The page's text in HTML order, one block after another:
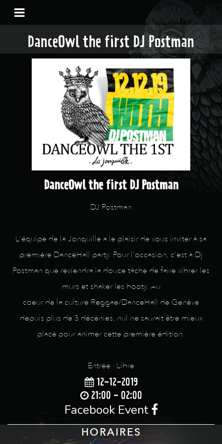
DanceOwl the first DJ Postman
DanceOwl the first DJ Postman
DJ Postman
L'équipe de la Jonquille a le plaisir de vous inviter à sa
première DanceHall party. Pour l'occasion, c'est à Dj
Postman que reviendra la douce tâche de faire vibrer les
murs et shaker les booty. Au
coeur de la culture Reggae/DanceHall de Genève
depuis plus de 3 décénies, nul ne saurait être mieux
placé pour animer cette première édition.
Entrée : Libre
12-12-2019
21:00 - 02:00
Facebook Event
HORAIRES